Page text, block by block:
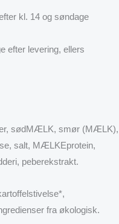
kl. 14 og søndage
efter levering, ellers
sødMÆLK, smør (MÆLK),
salt, MÆLKEprotein,
peberekstrakt.
fra økologisk.